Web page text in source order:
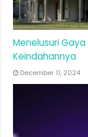
Menelusuri
Keindahannya
December 11, 2024